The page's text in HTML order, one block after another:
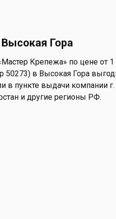
Гора
Крепежа» по цене от 1
50273) в Высокая Гора
в пункте выдачи компании г.
и другие регионы РФ.